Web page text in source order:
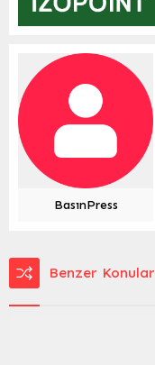
BasınPress
Benzer Konular